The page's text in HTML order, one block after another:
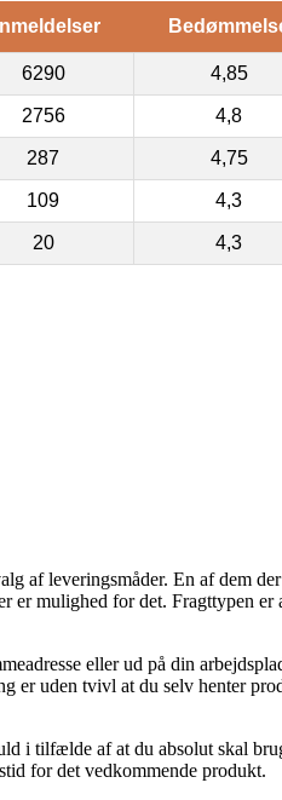
6290 4,85
2756 4,8
287 4,75
109 4,3
20 4,3
af leveringsmåder. En af dem
er mulighed for det. Fragttypen
eller ud på din
uden tvivl at du selv henter
i tilfælde af at du absolut skal
for det vedkommende produkt.